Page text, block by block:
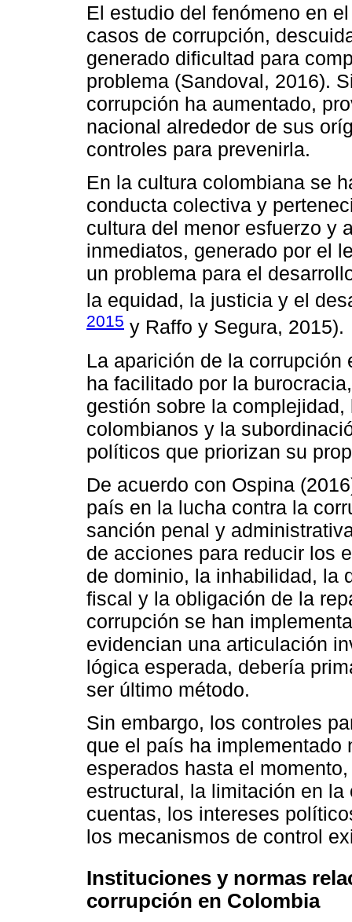
El estudio del fenómeno en
casos de corrupción,
generado dificultad para
problema (Sandoval, 2016).
corrupción ha aumentado,
nacional alrededor de sus
controles para prevenirla.
En la cultura colombiana se
conducta colectiva y
cultura del menor esfuerzo y
inmediatos, generado por el
un problema para el
la equidad, la justicia y el
2015 y Raffo y Segura, 2015).
La aparición de la
ha facilitado por la
gestión sobre la
colombianos y la
políticos que priorizan su
De acuerdo con Ospina
país en la lucha contra la
sanción penal y
de acciones para reducir los
de dominio, la inhabilidad, la
fiscal y la obligación de la
corrupción se han
evidencian una articulación
lógica esperada, debería
ser último método.
Sin embargo, los controles
que el país ha implementado
esperados hasta el
estructural, la limitación en
cuentas, los intereses
los mecanismos de control
Instituciones y normas
corrupción en Colombia